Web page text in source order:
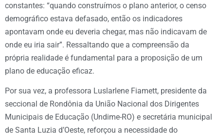
constantes: “quando construímos o plano anterior, o censo
demográfico estava defasado, então os indicadores
apontavam onde eu deveria chegar, mas não indicavam de
onde eu iria sair”. Ressaltando que a compreensão da
própria realidade é fundamental para a proposição de um
plano de educação eficaz.
Por sua vez, a professora Luslarlene Fiamett, presidente da
seccional de Rondônia da União Nacional dos Dirigentes
Municipais de Educação (Undime-RO) e secretária municipal
de Santa Luzia d’Oeste, reforçou a necessidade do